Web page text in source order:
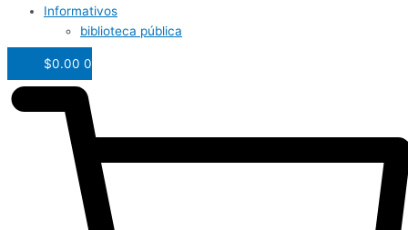
Informativos
biblioteca pública
$0.00 0